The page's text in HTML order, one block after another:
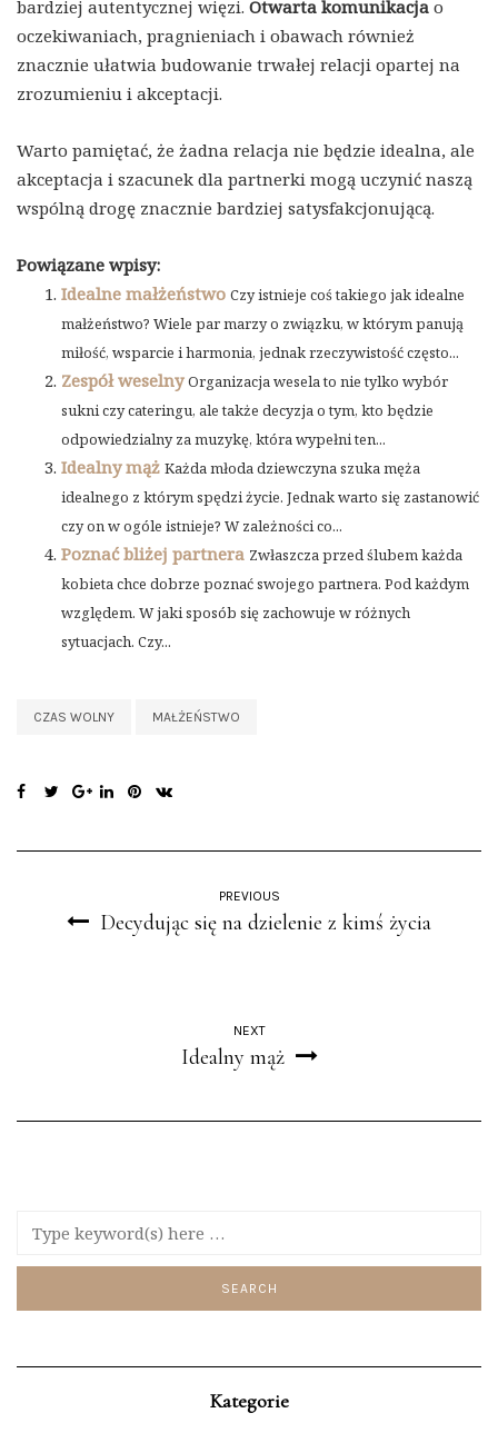
bardziej autentycznej więzi. Otwarta komunikacja o
oczekiwaniach, pragnieniach i obawach również
znacznie ułatwia budowanie trwałej relacji opartej na
zrozumieniu i akceptacji.
Warto pamiętać, że żadna relacja nie będzie idealna, ale
akceptacja i szacunek dla partnerki mogą uczynić naszą
wspólną drogę znacznie bardziej satysfakcjonującą.
Powiązane wpisy:
Idealne małżeństwo Czy istnieje coś takiego jak idealne
małżeństwo? Wiele par marzy o związku, w którym panują
miłość, wsparcie i harmonia, jednak rzeczywistość często...
Zespół weselny Organizacja wesela to nie tylko wybór
sukni czy cateringu, ale także decyzja o tym, kto będzie
odpowiedzialny za muzykę, która wypełni ten...
Idealny mąż Każda młoda dziewczyna szuka męża
idealnego z którym spędzi życie. Jednak warto się zastanowić
czy on w ogóle istnieje? W zależności co...
Poznać bliżej partnera Zwłaszcza przed ślubem każda
kobieta chce dobrze poznać swojego partnera. Pod każdym
względem. W jaki sposób się zachowuje w różnych
sytuacjach. Czy...
CZAS WOLNY MAŁŻEŃSTWO
PREVIOUS
Decydując się na dzielenie z kimś życia
NEXT
Idealny mąż
Kategorie